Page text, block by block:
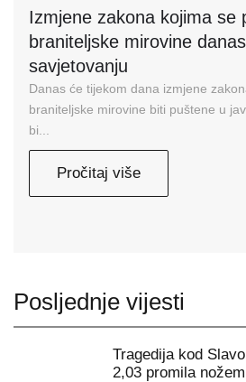
Izmjene zakona kojima se
braniteljske mirovine
savjetovanju
Danas će tijekom dana izmjene
braniteljske mirovine biti puštene u
bi...
Pročitaj više
Posljednje vijesti
Tragedija kod
2,03 promila